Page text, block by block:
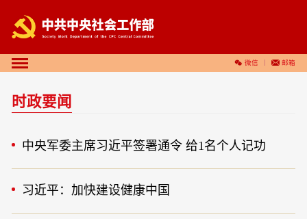
微信 邮箱
时政要闻
中央军委主席习近平签署通令 给1名个人记功
习近平：加快建设健康中国